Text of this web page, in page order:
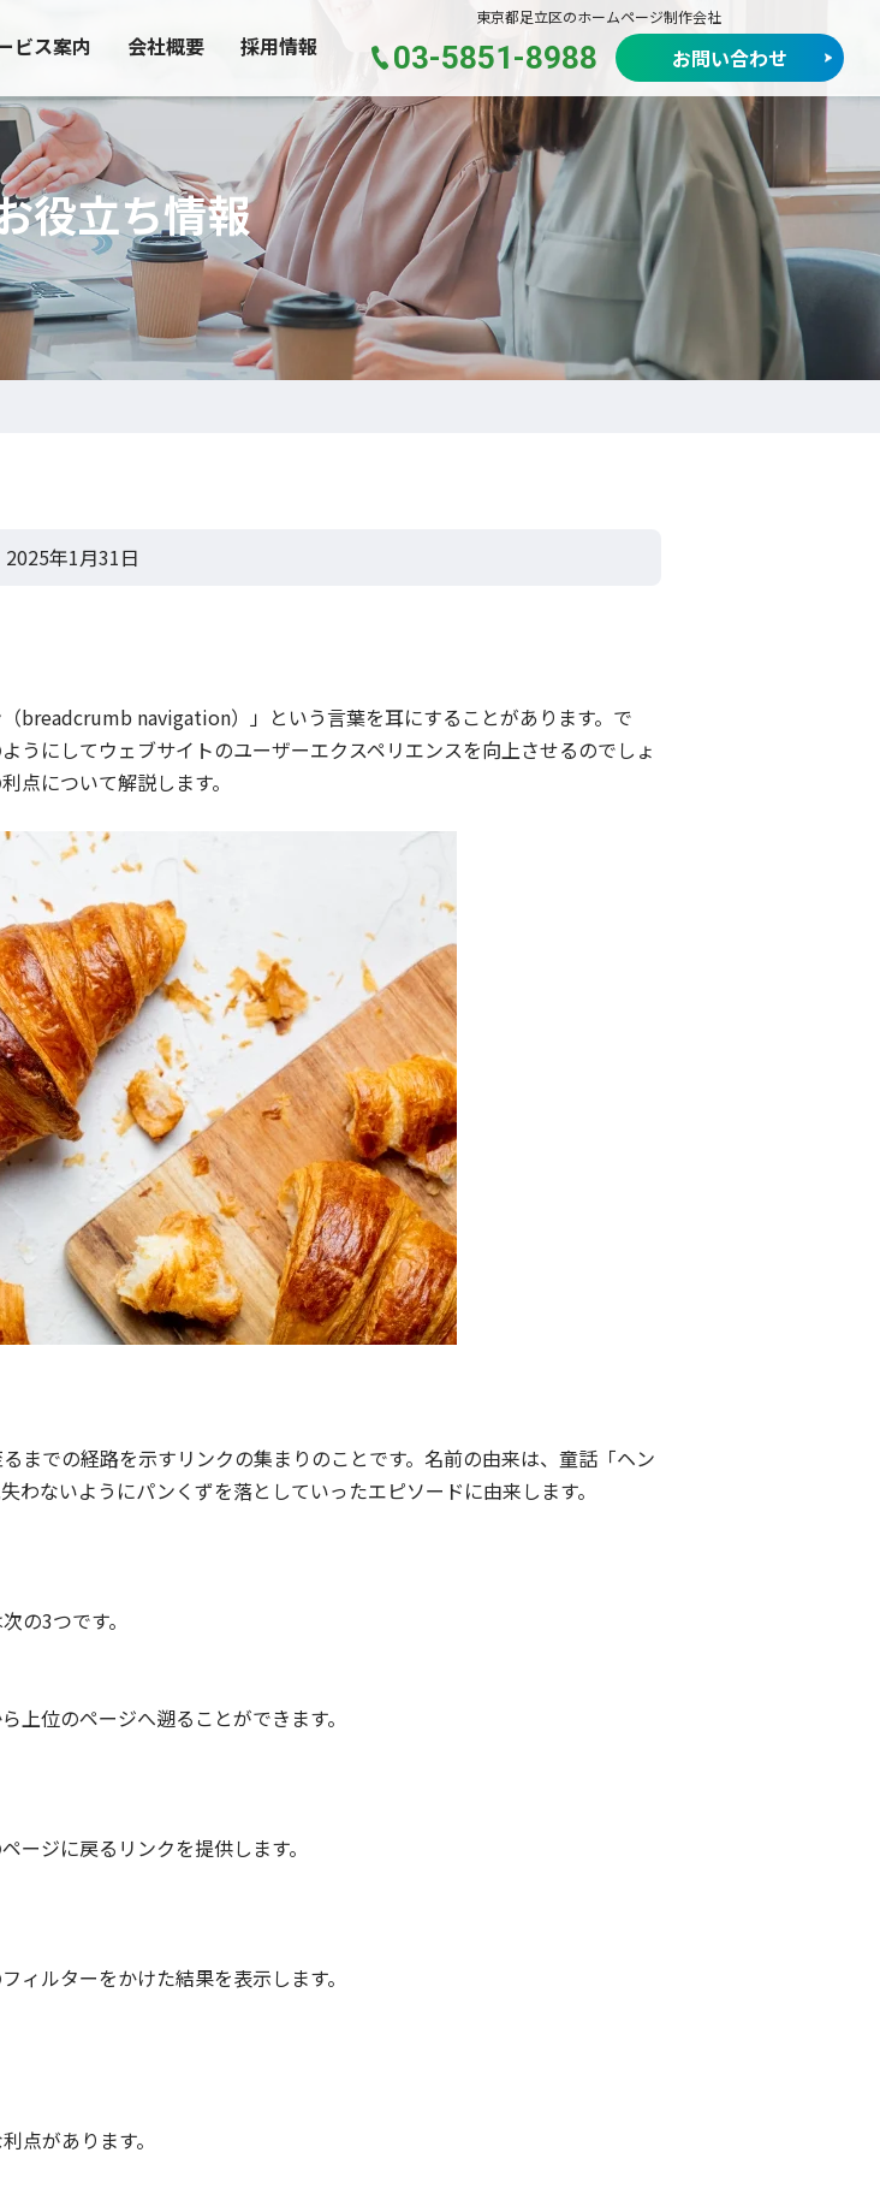
ビス案内 会社概要 採用情報
東京都足立区のホームページ制作会社
03-5851-8988 お問い合わせ
役立ち情報
2025年1月31日
breadcrumb navigation）」という言葉を耳にすることがあります。で
うにしてウェブサイトのユーザーエクスペリエンスを向上させるのでしょ
点について解説します。
までの経路を示すリンクの集まりのことです。名前の由来は、童話「ヘン
ないようにパンくずを落としていったエピソードに由来します。
の3つです。
上位のページへ遡ることができます。
ージに戻るリンクを提供します。
ィルターをかけた結果を表示します。
点があります。